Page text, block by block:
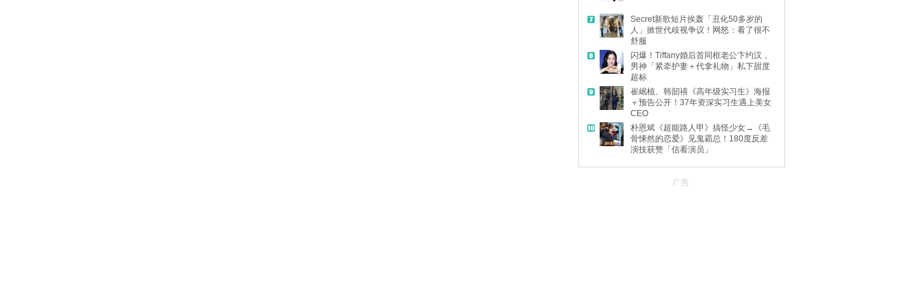
Secret新歌短片挨轰「丑化50多岁的
人」掀世代歧视争议！网怒：看了很不
舒服
闪爆！Tiffany婚后首同框老公卞约汉，
男神「紧牵护妻＋代拿礼物」私下甜度
超标
崔岷植、韩韶禧《高年级实习生》海报
＋预告公开！37年资深实习生遇上美女
CEO
朴恩斌《超能路人甲》搞怪少女→《毛
骨悚然的恋爱》见鬼霸总！180度反差
演技获赞「信看演员」
广告